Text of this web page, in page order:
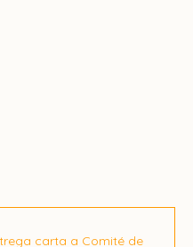
carta a Comité de